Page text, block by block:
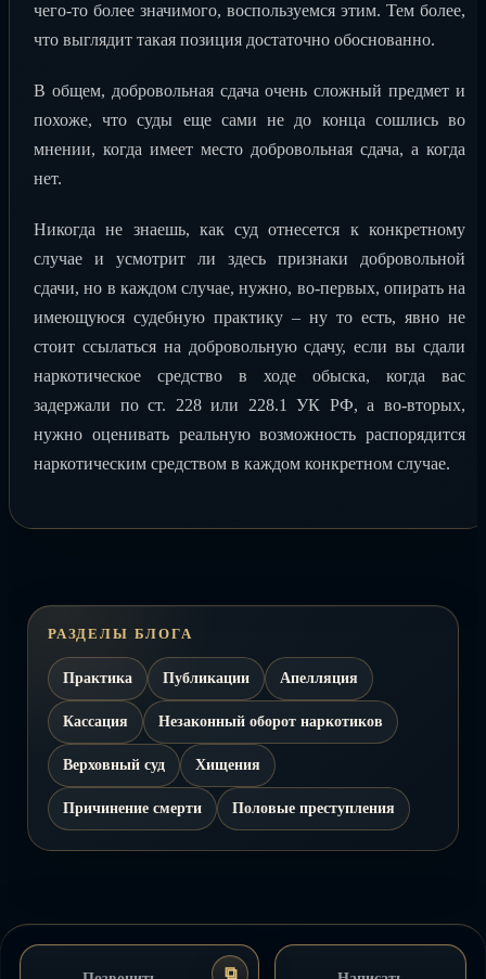
чего-то более значимого, воспользуемся этим. Тем более,
что выглядит такая позиция достаточно обоснованно.
В общем, добровольная сдача очень сложный предмет и
похоже, что суды еще сами не до конца сошлись во
мнении, когда имеет место добровольная сдача, а когда
нет.
Никогда не знаешь, как суд отнесется к конкретному
случае и усмотрит ли здесь признаки добровольной
сдачи, но в каждом случае, нужно, во-первых, опирать на
имеющуюся судебную практику – ну то есть, явно не
стоит ссылаться на добровольную сдачу, если вы сдали
наркотическое средство в ходе обыска, когда вас
задержали по ст. 228 или 228.1 УК РФ, а во-вторых,
нужно оценивать реальную возможность распорядится
наркотическим средством в каждом конкретном случае.
РАЗДЕЛЫ БЛОГА
Практика Публикации Апелляция
Кассация Незаконный оборот наркотиков
Верховный суд Хищения
Причинение смерти Половые преступления
⧉